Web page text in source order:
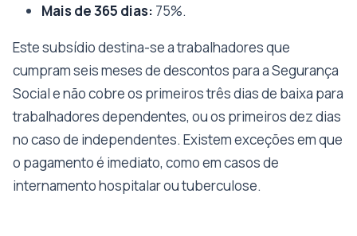
Mais de 365 dias: 75%.
Este subsídio destina-se a trabalhadores que
cumpram seis meses de descontos para a Segurança
Social e não cobre os primeiros três dias de baixa para
trabalhadores dependentes, ou os primeiros dez dias
no caso de independentes. Existem exceções em que
o pagamento é imediato, como em casos de
internamento hospitalar ou tuberculose.